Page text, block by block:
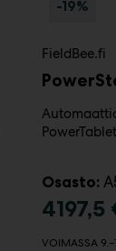
-19%
FieldBee.fi
Osasto:
4197,5
VOIMASSA